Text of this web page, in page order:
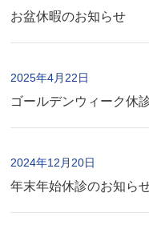
お盆休暇のお知らせ
2025年4月22日
ゴールデンウィーク休
2024年12月20日
年末年始休診のお知ら